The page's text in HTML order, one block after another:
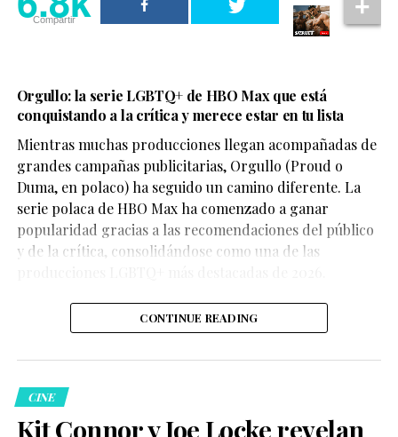
This Before, conducido por Tommy DiDario, el actor de
30 años habló sobre cómo cambió su carrera después
independientes de terror más comentados de los
últimos meses.
Compartir
Orgullo: la serie LGBTQ+ de HBO Max que está
conquistando a la crítica y merece estar en tu lista
Mientras muchas producciones llegan acompañadas de
grandes campañas publicitarias, Orgullo (Proud o
Duma, en polaco) ha seguido un camino diferente. La
serie polaca de HBO Max ha comenzado a ganar
popularidad gracias a las recomendaciones del público
y de la crítica, consolidándose como una de las
CONTINUE READING
CINE
Kit Connor y Joe Locke revelan